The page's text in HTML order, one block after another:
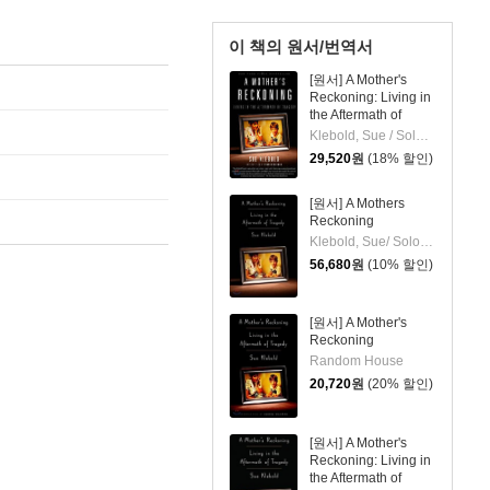
이 책의 원서/번역서
[원서] A Mother's
Reckoning: Living in
the Aftermath of
Tragedy
Klebold, Sue / Solomon, Andrew
29,520원 (18% 할인)
[원서] A Mothers
Reckoning
Klebold, Sue/ Solomon, Andrew (INT)
56,680원 (10% 할인)
[원서] A Mother's
Reckoning
Random House
20,720원 (20% 할인)
[원서] A Mother's
Reckoning: Living in
the Aftermath of